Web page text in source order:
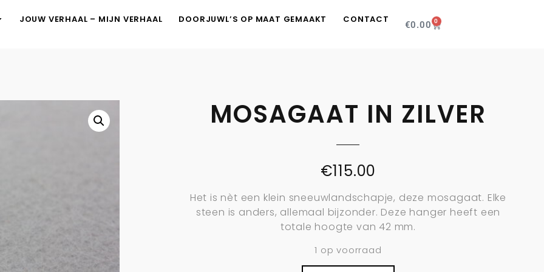
JOUW VERHAAL – MIJN VERHAAL DOORJUWL’S OP MAAT GEMAAKT CONTACT €0.00 0
MOSAGAAT IN ZILVER
€115.00
Het is nèt een klein sneeuwlandschapje, deze mosagaat. Elke
steen is anders, allemaal bijzonder. Deze hanger heeft een
totale hoogte van 42 mm.
1 op voorraad